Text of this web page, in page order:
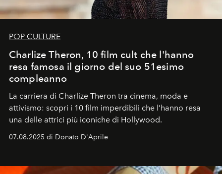
POP CULTURE
Charlize Theron, 10 film cult che l'hanno
resa famosa il giorno del suo 51esimo
compleanno
La carriera di Charlize Theron tra cinema, moda e
attivismo: scopri i 10 film imperdibili che l’hanno resa
una delle attrici più iconiche di Hollywood.
07.08.2025 di Donato D'Aprile